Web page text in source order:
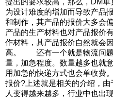
提出的要求较高，那么，
为设计难度的增加而导致产品报
和制作，其产品的报价大多会
产品的生产材料也对产品报价有
作材料，其产品报价自然就
高。 还有一个就是物流问题
量，加急程度。数量越多也
用加急的快递方式也会单收费
报价?上述就是相关的介绍，
人变得越来越多，行业中也出